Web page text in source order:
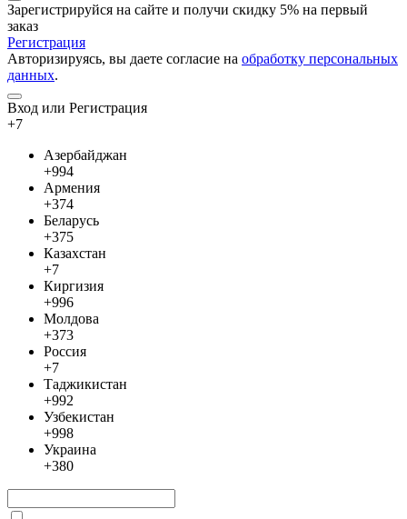
Зарегистрируйся на сайте и получи скидку 5% на первый
заказ
Регистрация
Авторизируясь, вы даете согласие на обработку персональных
данных.
Вход или Регистрация
+7
Азербайджан
+994
Армения
+374
Беларусь
+375
Казахстан
+7
Киргизия
+996
Молдова
+373
Россия
+7
Таджикистан
+992
Узбекистан
+998
Украина
+380